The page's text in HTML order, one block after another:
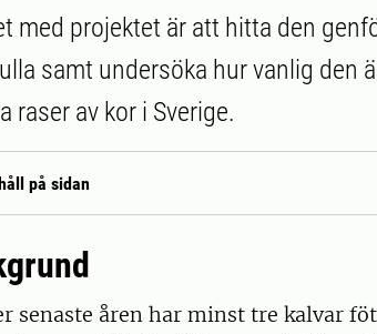
med projektet är att hitta den
samt undersöka hur vanlig den
raser av kor i Sverige.
på sidan
senaste åren har minst tre kalvar